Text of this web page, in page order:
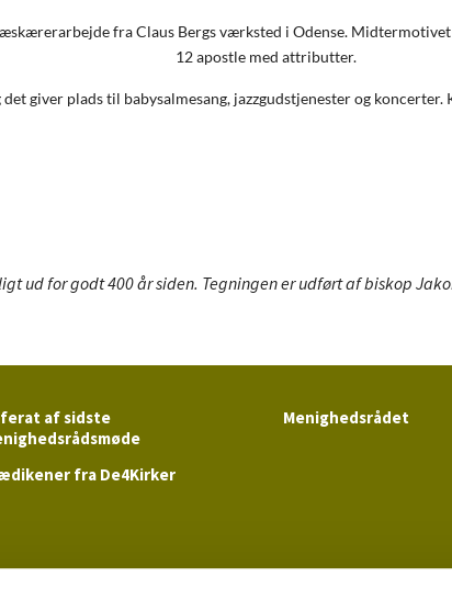
fra Claus Bergs værksted i Odense.
12 apostle med attributter.
giver plads til babysalmesang, jazzgudstjenester og
ud for godt 400 år siden. Tegningen er udført af biskop
af sidste
fra De4Kirker
Menighedsrådet